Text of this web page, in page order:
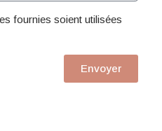
fournies soient utilisées
Envoyer